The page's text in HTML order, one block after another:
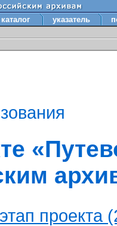
каталог указатель
проекта